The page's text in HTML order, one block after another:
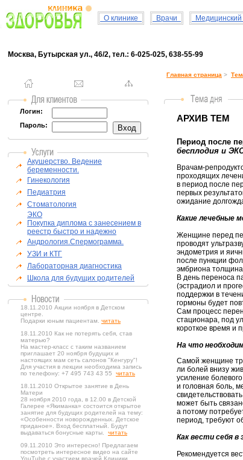
О клинике Врачи Медицинский
Москва, Бутырская ул., 46/2, тел.: 6-025-025, 638-55-99
Логин:
Пароль:
Акушерство. Ведение
беременности.
Гинекология
Педиатрия
Стоматология
ЭКО
Покупка диплома с занесением в
реестр быстро и надежно
Андрология.Спермограмма.
УЗИ и КТГ
Лабораторная диагностика
Школа для будущих родителей
18.11.2010 Акции ноября в Детском
центре.
Подарки юным пациентам. читать
18.11.2010 Как не потерять себя, став
матерью?
На мастер-класс с таким названием
приглашает 20 ноября будущих и
настоящих мам сеть салонов "Кенгуру"!
Для участия в лекции необходима запись
по телефону: +7 495 743 43 55 читать
18.11.2010 Открытое занятие в День
Матери
28 ноября 2010 года, в 12.00 в Детской
Галерее «Якиманка» состоится открытое
занятие для будущих родителей на тему:
«Особенности новорожденных. Детское
приданое». Вход бесплатный. Будут
выдаваться бонусные карты. читать
09.11.2010 Это интересно! Предлагаем
посмотреть интересное видео на сайте
YouTube с участием врачей Клиники
Главная страница >
АРХИВ ТЕМ
Период после
бесплодия и
Врачам-
проходящих
в период после
первых
ожидание
Какие лечебные
Женщине перед
проводят
эндометрия и
после пункции
эмбриона
В день переноса
(эстрадиол и
поддержки в
гормоны будет
Сам процесс
стационара, под
короткое время и
На что
Самой женщине
ли болей внизу
усиление
и головная боль,
может быть
а потому
период, требуют
Как вести себя в
Рекомендуется